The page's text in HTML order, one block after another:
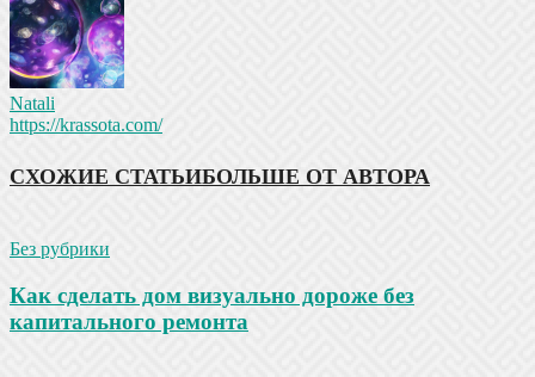
Natali
https://krassota.com/
СХОЖИЕ СТАТЬИБОЛЬШЕ ОТ АВТОРА
Без рубрики
Как сделать дом визуально дороже без
капитального ремонта